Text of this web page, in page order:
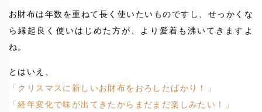
お財布は年数を重ねて長く使いたいものですし、せっかくな
ら縁起良く使いはじめた方が、より愛着も沸いてきますよ
ね。
とはいえ、
「クリスマスに新しいお財布をおろしたばかり！」
「経年変化で味が出てきたからまだまだ楽しみたい！」